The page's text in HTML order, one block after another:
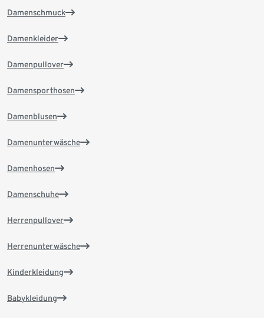
Damenschmuck
Damenkleider
Damenpullover
Damensporthosen
Damenblusen
Damenunterwäsche
Damenhosen
Damenschuhe
Herrenpullover
Herrenunterwäsche
Kinderkleidung
Babykleidung